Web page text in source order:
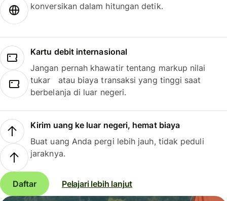
konversikan dalam hitungan detik.
Kartu debit internasional
Jangan pernah khawatir tentang markup nilai
tukar atau biaya transaksi yang tinggi saat
berbelanja di luar negeri.
Kirim uang ke luar negeri, hemat biaya
Buat uang Anda pergi lebih jauh, tidak peduli
jaraknya.
Daftar Pelajari lebih lanjut